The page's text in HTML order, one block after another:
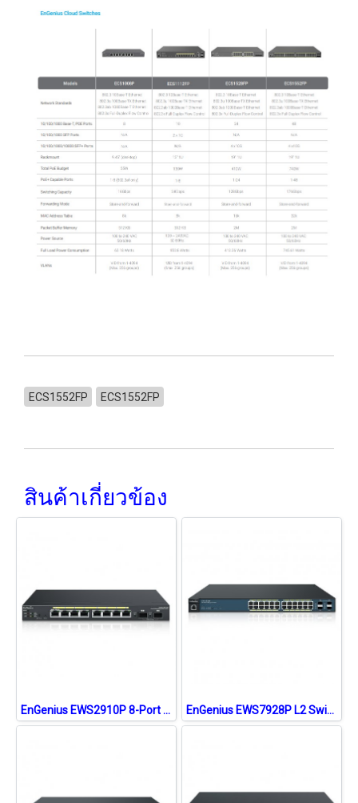
ECS1552FP ECS1552FP
สินค้าเกี่ยวข้อง
EnGenius EWS2910P 8-Port PoE Gigabit Wireless Controller Switch Managed +2-Port SFP, Total Budget 61.6W, Centralized Network Management, Desktop Model EnGenius EWS7928P L2 Switch PoE 24-Port Gigabit Managed 802.3af/at, 4-Port SFP, Total Budget 185W,Centralized Network Management, Rackmount 1U Model